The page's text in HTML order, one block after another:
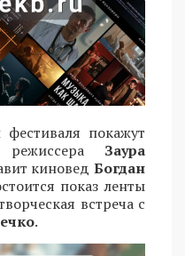
покажут
Заура
киновед Богдан
показ ленты
встреча с
.